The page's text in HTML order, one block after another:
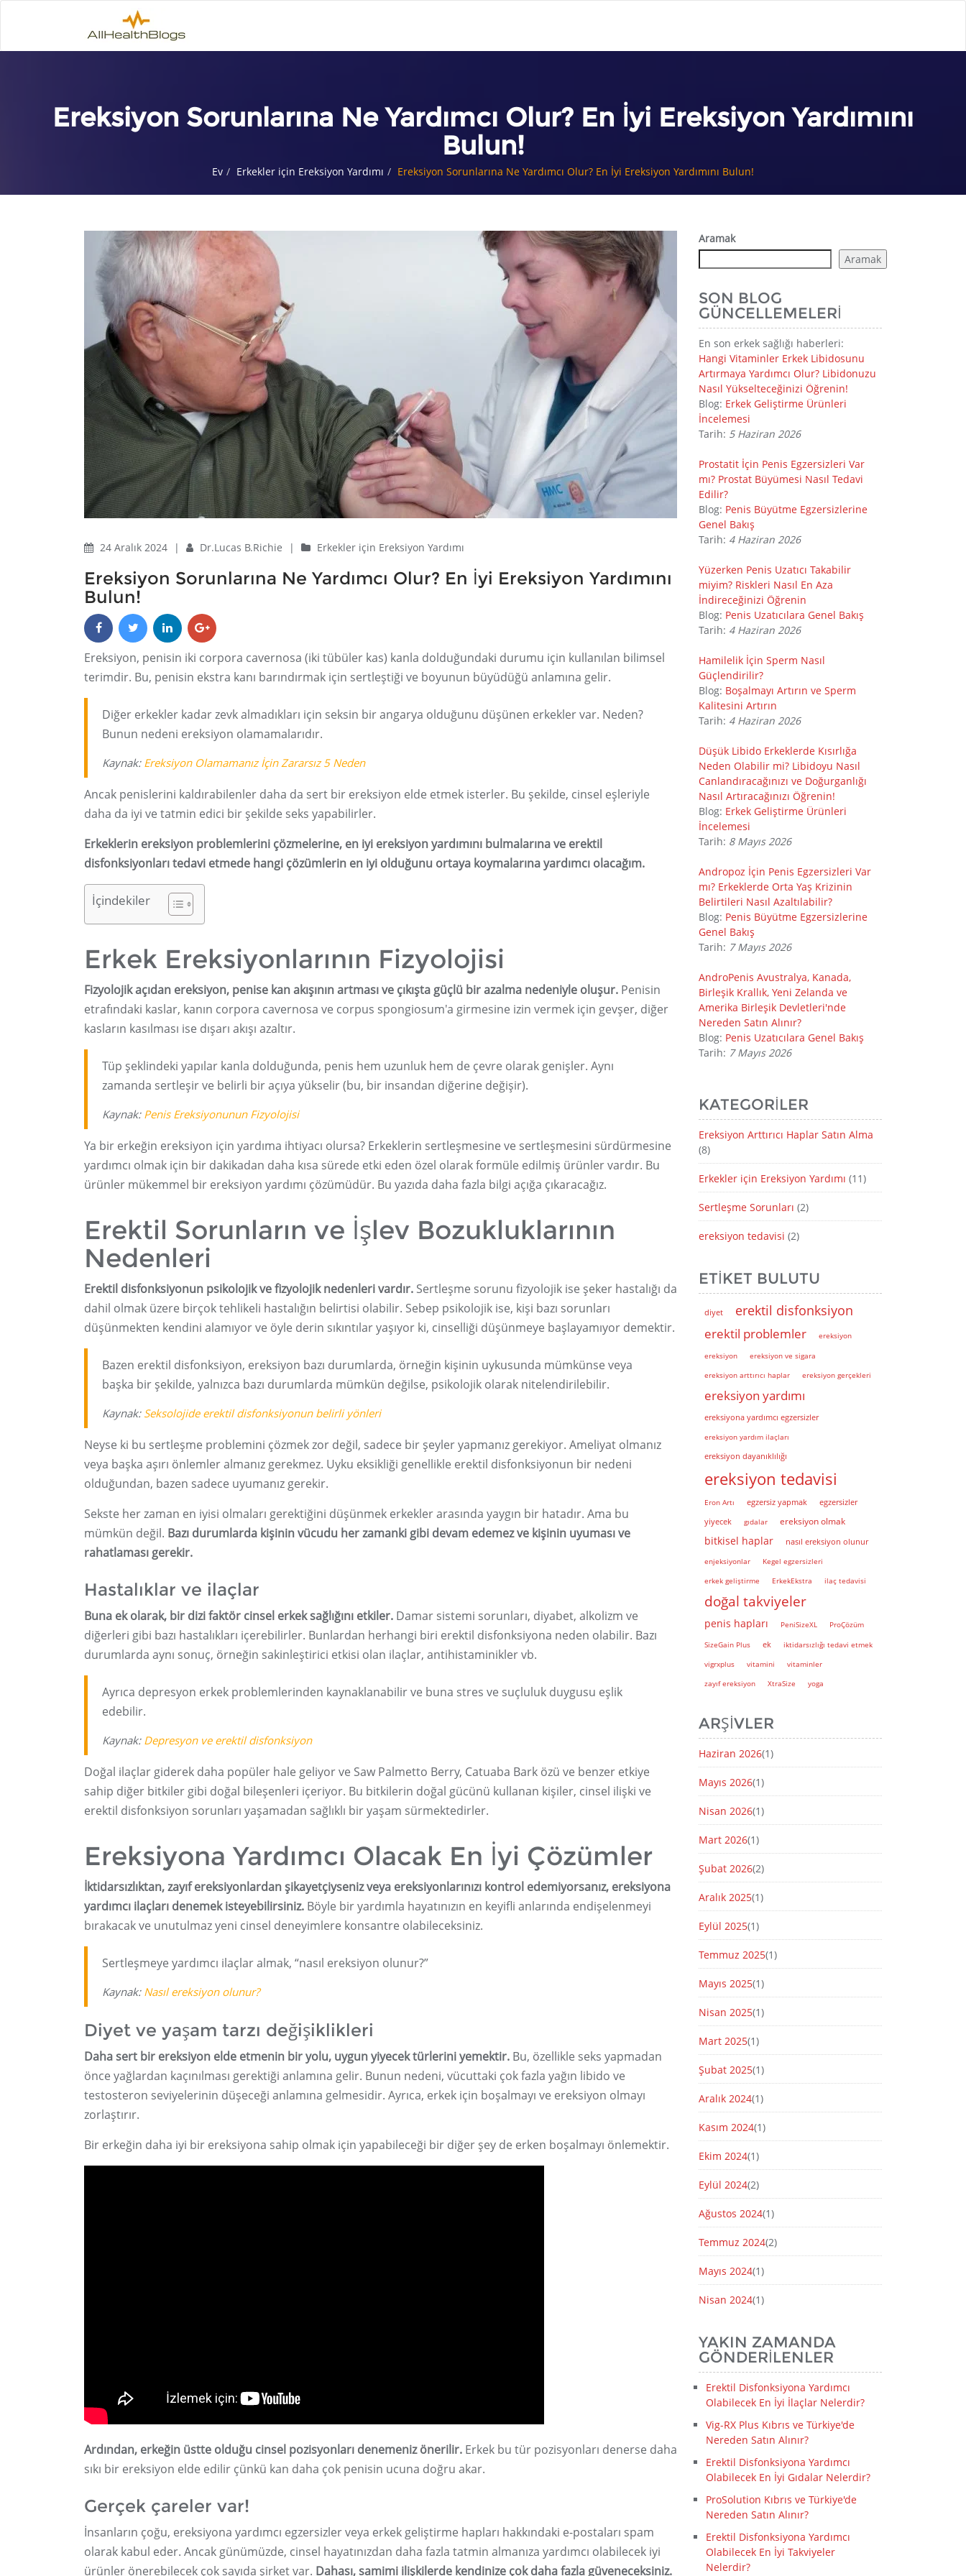
Ereksiyon Sorunlarına Ne Yardımcı Olur? En İyi Ereksiyon Yardımını
Bulun!
Ev Erkekler için Ereksiyon Yardımı Ereksiyon Sorunlarına Ne Yardımcı Olur? En İyi Ereksiyon Yardımını Bulun!
24 Aralık 2024 | Dr.Lucas B.Richie | Erkekler için Ereksiyon Yardımı
Ereksiyon Sorunlarına Ne Yardımcı Olur? En İyi Ereksiyon Yardımını
Bulun!
Ereksiyon, penisin iki corpora cavernosa (iki tübüler kas) kanla dolduğundaki durumu için kullanılan bilimsel
terimdir. Bu, penisin ekstra kanı barındırmak için sertleştiği ve boyunun büyüdüğü anlamına gelir.
Diğer erkekler kadar zevk almadıkları için seksin bir angarya olduğunu düşünen erkekler var. Neden?
Bunun nedeni ereksiyon olamamalarıdır.
Kaynak: Ereksiyon Olamamanız İçin Zararsız 5 Neden
Ancak penislerini kaldırabilenler daha da sert bir ereksiyon elde etmek isterler. Bu şekilde, cinsel eşleriyle
daha da iyi ve tatmin edici bir şekilde seks yapabilirler.
Erkeklerin ereksiyon problemlerini çözmelerine, en iyi ereksiyon yardımını bulmalarına ve erektil
disfonksiyonları tedavi etmede hangi çözümlerin en iyi olduğunu ortaya koymalarına yardımcı olacağım.
İçindekiler
Erkek Ereksiyonlarının Fizyolojisi
Fizyolojik açıdan ereksiyon, penise kan akışının artması ve çıkışta güçlü bir azalma nedeniyle oluşur. Penisin
etrafındaki kaslar, kanın corpora cavernosa ve corpus spongiosum'a girmesine izin vermek için gevşer, diğer
kasların kasılması ise dışarı akışı azaltır.
Tüp şeklindeki yapılar kanla dolduğunda, penis hem uzunluk hem de çevre olarak genişler. Aynı
zamanda sertleşir ve belirli bir açıya yükselir (bu, bir insandan diğerine değişir).
Kaynak: Penis Ereksiyonunun Fizyolojisi
Ya bir erkeğin ereksiyon için yardıma ihtiyacı olursa? Erkeklerin sertleşmesine ve sertleşmesini sürdürmesine
yardımcı olmak için bir dakikadan daha kısa sürede etki eden özel olarak formüle edilmiş ürünler vardır. Bu
ürünler mükemmel bir ereksiyon yardımı çözümüdür. Bu yazıda daha fazla bilgi açığa çıkaracağız.
Erektil Sorunların ve İşlev Bozukluklarının
Nedenleri
Erektil disfonksiyonun psikolojik ve fizyolojik nedenleri vardır. Sertleşme sorunu fizyolojik ise şeker hastalığı da
dahil olmak üzere birçok tehlikeli hastalığın belirtisi olabilir. Sebep psikolojik ise, kişi bazı sorunları
düşünmekten kendini alamıyor ve öyle derin sıkıntılar yaşıyor ki, cinselliği düşünmeye başlayamıyor demektir.
Bazen erektil disfonksiyon, ereksiyon bazı durumlarda, örneğin kişinin uykusunda mümkünse veya
başka bir şekilde, yalnızca bazı durumlarda mümkün değilse, psikolojik olarak nitelendirilebilir.
Kaynak: Seksolojide erektil disfonksiyonun belirli yönleri
Neyse ki bu sertleşme problemini çözmek zor değil, sadece bir şeyler yapmanız gerekiyor. Ameliyat olmanız
veya başka aşırı önlemler almanız gerekmez. Uyku eksikliği genellikle erektil disfonksiyonun bir nedeni
olduğundan, bazen sadece uyumanız gerekir.
Sekste her zaman en iyisi olmaları gerektiğini düşünmek erkekler arasında yaygın bir hatadır. Ama bu
mümkün değil. Bazı durumlarda kişinin vücudu her zamanki gibi devam edemez ve kişinin uyuması ve
rahatlaması gerekir.
Hastalıklar ve ilaçlar
Buna ek olarak, bir dizi faktör cinsel erkek sağlığını etkiler. Damar sistemi sorunları, diyabet, alkolizm ve
diğerleri gibi bazı hastalıkları içerebilirler. Bunlardan herhangi biri erektil disfonksiyona neden olabilir. Bazı
durumlarda aynı sonuç, örneğin sakinleştirici etkisi olan ilaçlar, antihistaminikler vb.
Ayrıca depresyon erkek problemlerinden kaynaklanabilir ve buna stres ve suçluluk duygusu eşlik
edebilir.
Kaynak: Depresyon ve erektil disfonksiyon
Doğal ilaçlar giderek daha popüler hale geliyor ve Saw Palmetto Berry, Catuaba Bark özü ve benzer etkiye
sahip diğer bitkiler gibi doğal bileşenleri içeriyor. Bu bitkilerin doğal gücünü kullanan kişiler, cinsel ilişki ve
erektil disfonksiyon sorunları yaşamadan sağlıklı bir yaşam sürmektedirler.
Ereksiyona Yardımcı Olacak En İyi Çözümler
İktidarsızlıktan, zayıf ereksiyonlardan şikayetçiyseniz veya ereksiyonlarınızı kontrol edemiyorsanız, ereksiyona
yardımcı ilaçları denemek isteyebilirsiniz. Böyle bir yardımla hayatınızın en keyifli anlarında endişelenmeyi
bırakacak ve unutulmaz yeni cinsel deneyimlere konsantre olabileceksiniz.
Sertleşmeye yardımcı ilaçlar almak, “nasıl ereksiyon olunur?”
Kaynak: Nasıl ereksiyon olunur?
Diyet ve yaşam tarzı değişiklikleri
Daha sert bir ereksiyon elde etmenin bir yolu, uygun yiyecek türlerini yemektir. Bu, özellikle seks yapmadan
önce yağlardan kaçınılması gerektiği anlamına gelir. Bunun nedeni, vücuttaki çok fazla yağın libido ve
testosteron seviyelerinin düşeceği anlamına gelmesidir. Ayrıca, erkek için boşalmayı ve ereksiyon olmayı
zorlaştırır.
Bir erkeğin daha iyi bir ereksiyona sahip olmak için yapabileceği bir diğer şey de erken boşalmayı önlemektir.
Ardından, erkeğin üstte olduğu cinsel pozisyonları denemeniz önerilir. Erkek bu tür pozisyonları denerse daha
sıkı bir ereksiyon elde edilir çünkü kan daha çok penisin ucuna doğru akar.
Gerçek çareler var!
İnsanların çoğu, ereksiyona yardımcı egzersizler veya erkek geliştirme hapları hakkındaki e-postaları spam
olarak kabul eder. Ancak günümüzde, cinsel hayatınızdan daha fazla tatmin almanıza yardımcı olabilecek iyi
ürünler önerebilecek çok sayıda şirket var. Dahası, samimi ilişkilerde kendinize çok daha fazla güveneceksiniz.
Aramak
Aramak
SON BLOG
GÜNCELLEMELERI
En son erkek sağlığı haberleri:
Hangi Vitaminler Erkek Libidosunu
Artırmaya Yardımcı Olur? Libidonuzu
Nasıl Yükselteceğinizi Öğrenin!
Blog: Erkek Geliştirme Ürünleri
İncelemesi
Tarih: 5 Haziran 2026
Prostatit İçin Penis Egzersizleri Var
mı? Prostat Büyümesi Nasıl Tedavi
Edilir?
Blog: Penis Büyütme Egzersizlerine
Genel Bakış
Tarih: 4 Haziran 2026
Yüzerken Penis Uzatıcı Takabilir
miyim? Riskleri Nasıl En Aza
İndireceğinizi Öğrenin
Blog: Penis Uzatıcılara Genel Bakış
Tarih: 4 Haziran 2026
Hamilelik İçin Sperm Nasıl
Güçlendirilir?
Blog: Boşalmayı Artırın ve Sperm
Kalitesini Artırın
Tarih: 4 Haziran 2026
Düşük Libido Erkeklerde Kısırlığa
Neden Olabilir mi? Libidoyu Nasıl
Canlandıracağınızı ve Doğurganlığı
Nasıl Artıracağınızı Öğrenin!
Blog: Erkek Geliştirme Ürünleri
İncelemesi
Tarih: 8 Mayıs 2026
Andropoz İçin Penis Egzersizleri Var
mı? Erkeklerde Orta Yaş Krizinin
Belirtileri Nasıl Azaltılabilir?
Blog: Penis Büyütme Egzersizlerine
Genel Bakış
Tarih: 7 Mayıs 2026
AndroPenis Avustralya, Kanada,
Birleşik Krallık, Yeni Zelanda ve
Amerika Birleşik Devletleri'nde
Nereden Satın Alınır?
Blog: Penis Uzatıcılara Genel Bakış
Tarih: 7 Mayıs 2026
KATEGORILER
Ereksiyon Arttırıcı Haplar Satın Alma
(8)
Erkekler için Ereksiyon Yardımı (11)
Sertleşme Sorunları (2)
ereksiyon tedavisi (2)
ETIKET BULUTU
diyet erektil disfonksiyon
erektil problemler
ereksiyon
ereksiyon
ereksiyon ve sigara
ereksiyon arttırıcı haplar
ereksiyon gerçekleri
ereksiyon yardımı
ereksiyona yardımcı egzersizler
ereksiyon yardım ilaçları
ereksiyon dayanıklılığı
ereksiyon tedavisi
Eron Artı egzersiz yapmak
egzersizler
yiyecek
gıdalar ereksiyon olmak
bitkisel haplar nasıl ereksiyon olunur
enjeksiyonlar
Kegel egzersizleri
erkek geliştirme
ErkekEkstra ilaç tedavisi
doğal takviyeler
penis hapları PeniSizeXL
ProÇözüm
SizeGain Plus
ek
iktidarsızlığı tedavi etmek
vigrxplus
vitamini
vitaminler
zayıf ereksiyon
XtraSize yoga
ARŞIVLER
Haziran 2026(1)
Mayıs 2026(1)
Nisan 2026(1)
Mart 2026(1)
Şubat 2026(2)
Aralık 2025(1)
Eylül 2025(1)
Temmuz 2025(1)
Mayıs 2025(1)
Nisan 2025(1)
Mart 2025(1)
Şubat 2025(1)
Aralık 2024(1)
Kasım 2024(1)
Ekim 2024(1)
Eylül 2024(2)
Ağustos 2024(1)
Temmuz 2024(2)
Mayıs 2024(1)
Nisan 2024(1)
YAKIN ZAMANDA
GÖNDERILENLER
Erektil Disfonksiyona Yardımcı
Olabilecek En İyi İlaçlar Nelerdir?
Vig-RX Plus Kıbrıs ve Türkiye'de
Nereden Satın Alınır?
Erektil Disfonksiyona Yardımcı
Olabilecek En İyi Gıdalar Nelerdir?
ProSolution Kıbrıs ve Türkiye'de
Nereden Satın Alınır?
Erektil Disfonksiyona Yardımcı
Olabilecek En İyi Takviyeler
Nelerdir?